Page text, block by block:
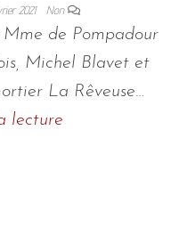
2021 Non
de Pompadour
Michel Blavet et
La Rêveuse…
lecture